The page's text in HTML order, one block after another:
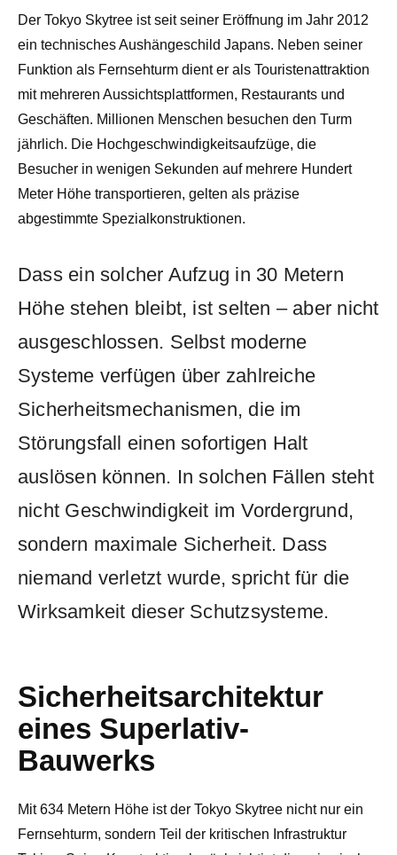
Der Tokyo Skytree ist seit seiner Eröffnung im Jahr 2012
ein technisches Aushängeschild Japans. Neben seiner
Funktion als Fernsehturm dient er als Touristenattraktion
mit mehreren Aussichtsplattformen, Restaurants und
Geschäften. Millionen Menschen besuchen den Turm
jährlich. Die Hochgeschwindigkeitsaufzüge, die
Besucher in wenigen Sekunden auf mehrere Hundert
Meter Höhe transportieren, gelten als präzise
abgestimmte Spezialkonstruktionen.
Dass ein solcher Aufzug in 30 Metern
Höhe stehen bleibt, ist selten – aber nicht
ausgeschlossen. Selbst moderne
Systeme verfügen über zahlreiche
Sicherheitsmechanismen, die im
Störungsfall einen sofortigen Halt
auslösen können. In solchen Fällen steht
nicht Geschwindigkeit im Vordergrund,
sondern maximale Sicherheit. Dass
niemand verletzt wurde, spricht für die
Wirksamkeit dieser Schutzsysteme.
Sicherheitsarchitektur
eines Superlativ-
Bauwerks
Mit 634 Metern Höhe ist der Tokyo Skytree nicht nur ein
Fernsehturm, sondern Teil der kritischen Infrastruktur